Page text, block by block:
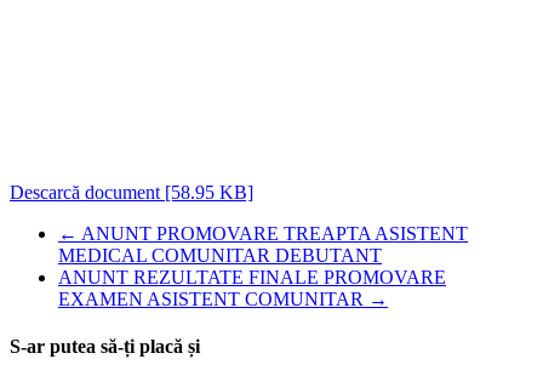
Descarcă document [58.95 KB]
← ANUNT PROMOVARE TREAPTA ASISTENT
MEDICAL COMUNITAR DEBUTANT
ANUNT REZULTATE FINALE PROMOVARE
EXAMEN ASISTENT COMUNITAR →
S-ar putea să-ți placă și